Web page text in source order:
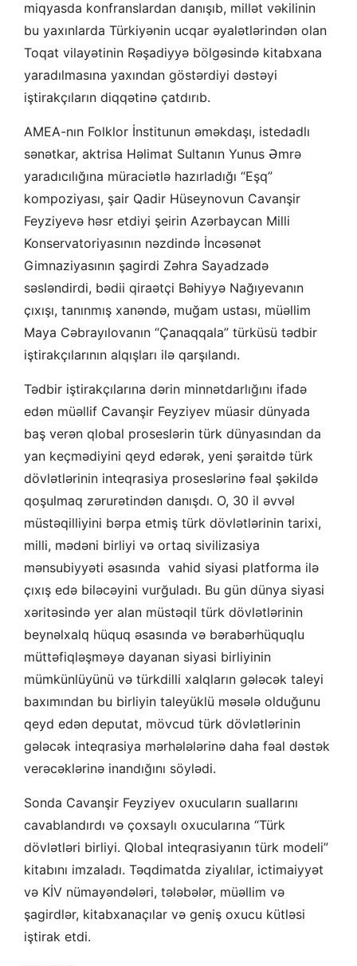
miqyasda konfranslardan danışıb, millət vəkilinin
bu yaxınlarda Türkiyənin ucqar əyalətlərindən olan
Toqat vilayətinin Rəşadiyyə bölgəsində kitabxana
yaradılmasına yaxından göstərdiyi dəstəyi
iştirakçıların diqqətinə çatdırıb.
AMEA-nın Folklor İnstitunun əməkdaşı, istedadlı
sənətkar, aktrisa Həlimat Sultanın Yunus Əmrə
yaradıcılığına müraciətlə hazırladığı “Eşq”
kompoziyası, şair Qadir Hüseynovun Cavanşir
Feyziyevə həsr etdiyi şeirin Azərbaycan Milli
Konservatoriyasının nəzdində İncəsənət
Gimnaziyasının şagirdi Zəhra Sayadzadə
səsləndirdi, bədii qiraətçi Bəhiyyə Nağıyevanın
çıxışı, tanınmış xanəndə, muğam ustası, müəllim
Maya Cəbrayılovanın “Çanaqqala” türküsü tədbir
iştirakçılarının alqışları ilə qarşılandı.
Tədbir iştirakçılarına dərin minnətdarlığını ifadə
edən müəllif Cavanşir Feyziyev müasir dünyada
baş verən qlobal proseslərin türk dünyasından da
yan keçmədiyini qeyd edərək, yeni şəraitdə türk
dövlətlərinin inteqrasiya proseslərinə fəal şəkildə
qoşulmaq zərurətindən danışdı. O, 30 il əvvəl
müstəqilliyini bərpa etmiş türk dövlətlərinin tarixi,
milli, mədəni birliyi və ortaq sivilizasiya
mənsubiyyəti əsasında vahid siyasi platforma ilə
çıxış edə biləcəyini vurğuladı. Bu gün dünya siyasi
xəritəsində yer alan müstəqil türk dövlətlərinin
beynəlxalq hüquq əsasında və bərabərhüquqlu
müttəfiqləşməyə dayanan siyasi birliyinin
mümkünlüyünü və türkdilli xalqların gələcək taleyi
baxımından bu birliyin taleyüklü məsələ olduğunu
qeyd edən deputat, mövcud türk dövlətlərinin
gələcək inteqrasiya mərhələlərinə daha fəal dəstək
verəcəklərinə inandığını söylədi.
Sonda Cavanşir Feyziyev oxucuların suallarını
cavablandırdı və çoxsaylı oxucularına “Türk
dövlətləri birliyi. Qlobal inteqrasiyanın türk modeli”
kitabını imzaladı. Təqdimatda ziyalılar, ictimaiyyət
və KİV nümayəndələri, tələbələr, müəllim və
şagirdlər, kitabxanaçılar və geniş oxucu kütləsi
iştirak etdi.